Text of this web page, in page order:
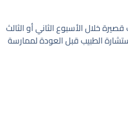
خلال الأسبوع الثاني أو الثالث
الطبيب قبل العودة لممارسة